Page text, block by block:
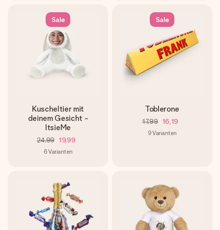
Sale
Kuscheltier mit
deinem Gesicht -
ItsieMe
24,99 19,99
6Varianten
Sale
Toblerone
17,99 16,19
9Varianten